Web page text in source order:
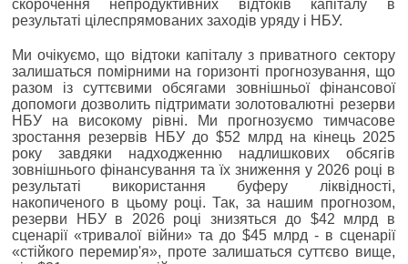
скорочення непродуктивних відтоків капіталу в
результаті цілеспрямованих заходів уряду і НБУ.
Ми очікуємо, що відтоки капіталу з приватного сектору
залишаться помірними на горизонті прогнозування, що
разом із суттєвими обсягами зовнішньої фінансової
допомоги дозволить підтримати золотовалютні резерви
НБУ на високому рівні. Ми прогнозуємо тимчасове
зростання резервів НБУ до $52 млрд на кінець 2025
року завдяки надходженню надлишкових обсягів
зовнішнього фінансування та їх зниження у 2026 році в
результаті використання буферу ліквідності,
накопиченого в цьому році. Так, за нашим прогнозом,
резерви НБУ в 2026 році знизяться до $42 млрд в
сценарії «тривалої війни» та до $45 млрд - в сценарії
«стійкого перемир'я», проте залишаться суттєво вище,